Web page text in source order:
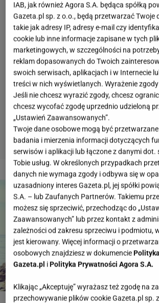
2 z 12
IAB, jak również Agora S.A. będąca spółką
Gazeta.pl sp. z o.o., będą przetwarzać Twoje
takie jak adresy IP, adresy e-mail czy
cookie lub inne informacje zapisane w tych
marketingowych, w szczególności na
reklam dopasowanych do Twoich
swoich serwisach, aplikacjach i w Internecie
treści w nich wyświetlanych. Wyrażenie
Jeśli nie chcesz wyrazić zgody, chcesz
chcesz wycofać zgodę uprzednio udzieloną
„Ustawień Zaawansowanych”.
Twoje dane osobowe mogą być
badania i mierzenia informacji dotyczących
serwisów i aplikacji lub łączone z danymi dot.
Tobie usług. W określonych przypadkach
danych nie wymaga zgody i odbywa się w
uzasadniony interes Gazeta.pl, jej spółki
S.A. – lub Zaufanych Partnerów. Takiemu
możesz się sprzeciwić, przechodząc do
Zaawansowanych” lub przez kontakt z
zależności od zakresu sprzeciwu i podmiotu,
jest kierowany. Więcej informacji o
osobowych znajdziesz w dokumencie
Gazeta.pl iPolityka Prywatności Agora S.A.
Klikając „Akceptuję” wyrażasz też zgodę na
przechowywanie plików cookie Gazeta.pl sp.